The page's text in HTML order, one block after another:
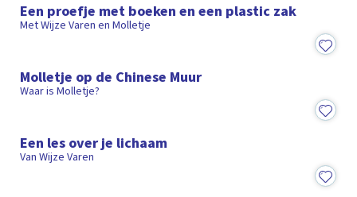
Een proefje met boeken en een plastic zak
Met Wijze Varen en Molletje
Molletje op de Chinese Muur
Waar is Molletje?
Een les over je lichaam
Van Wijze Varen